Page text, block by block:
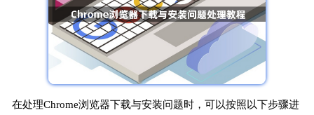
在处理Chrome浏览器下载与安装问题时，可以按照以下步骤进